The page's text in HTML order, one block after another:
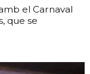
el Carnaval
que se